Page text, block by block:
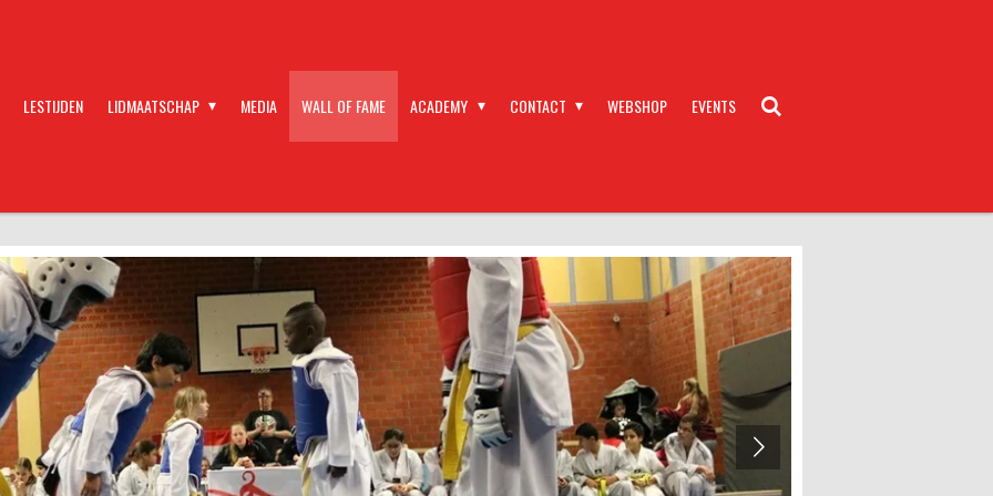
LESTIJDEN LIDMAATSCHAP MEDIA WALL OF FAME ACADEMY CONTACT WEBSHOP EVENTS